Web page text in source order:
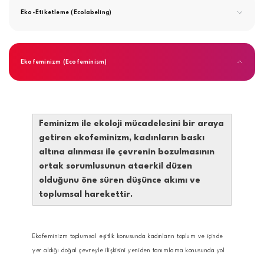
Eko-Etiketleme (Ecolabeling)
Ekofeminizm (Ecofeminism)
Feminizm ile ekoloji mücadelesini bir araya
getiren ekofeminizm, kadınların baskı
altına alınması ile çevrenin bozulmasının
ortak sorumlusunun ataerkil düzen
olduğunu öne süren düşünce akımı ve
toplumsal harekettir.
Ekofeminizm toplumsal eşitlik konusunda kadınların toplum ve içinde
yer aldığı doğal çevreyle ilişkisini yeniden tanımlama konusunda yol